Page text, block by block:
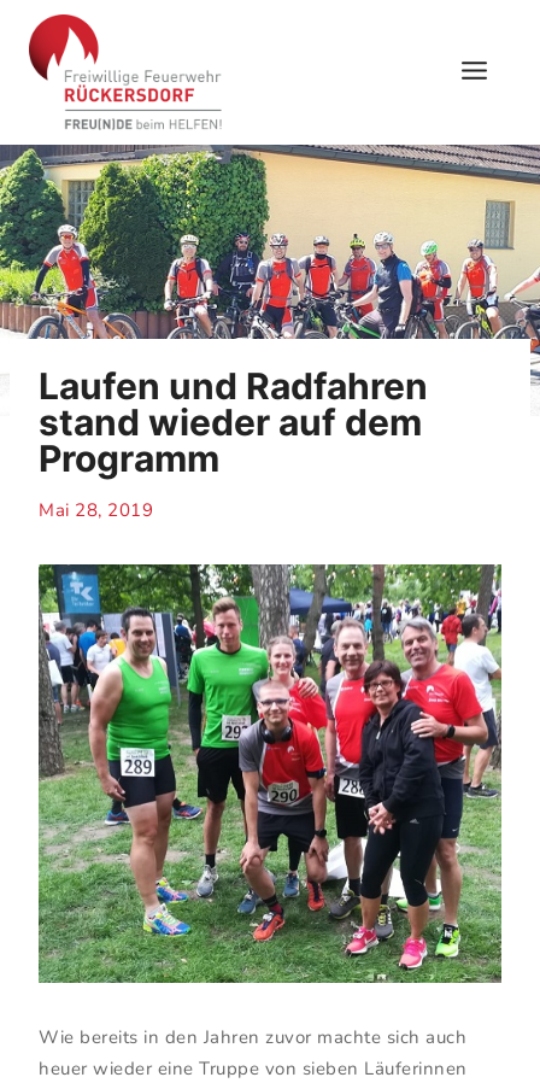
content
Laufen und Radfahren
stand wieder auf dem
Programm
Mai 28, 2019
Wie bereits in den Jahren zuvor machte sich auch
heuer wieder eine Truppe von sieben Läuferinnen